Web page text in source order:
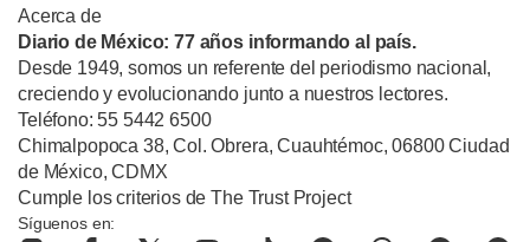
Acerca de
Diario de México: 77 años informando al país.
Desde 1949, somos un referente del periodismo nacional,
creciendo y evolucionando junto a nuestros lectores.
Teléfono: 55 5442 6500
Chimalpopoca 38, Col. Obrera, Cuauhtémoc, 06800 Ciudad
de México, CDMX
Cumple los criterios de The Trust Project
Síguenos en: